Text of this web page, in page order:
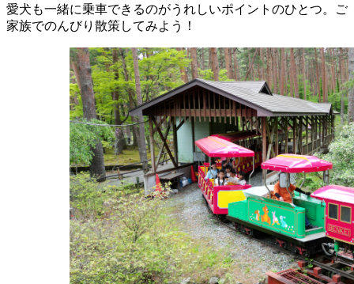
愛犬も一緒に乗車できるのがうれしいポイントのひとつ。ご
家族でのんびり散策してみよう！